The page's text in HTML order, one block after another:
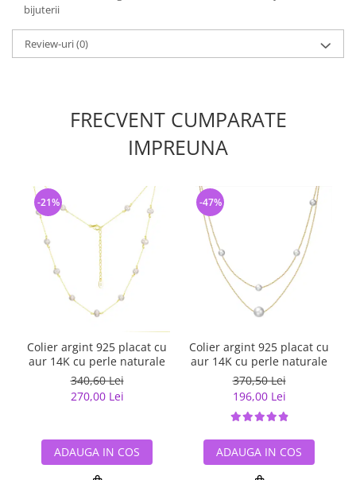
bijuterii
Review-uri(0)
FRECVENT CUMPARATE
IMPREUNA
Colier argint 925 placat cu
aur 14K cu perle naturale
340,60 Lei
270,00 Lei
-21%
ADAUGA IN COS
Colier argint 925 placat cu
aur 14K cu perle naturale
370,50 Lei
196,00 Lei
-47%
ADAUGA IN COS